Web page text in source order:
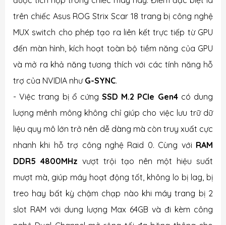
trên chiếc Asus ROG Strix Scar 18 trang bị công nghệ
MUX switch cho phép tạo ra liên kết trực tiếp từ GPU
đến màn hình, kích hoạt toàn bộ tiềm năng của GPU
và mở ra khả năng tương thích với các tính năng hỗ
trợ của NVIDIA như G-SYNC.
-Việc trang bị ổ cứngSSD M.2 PCIe Gen4có dung
lượng mênh mông không chỉ giúp cho việc lưu trữ dữ
liệu quy mô lớn trở nên dễ dàng mà còn truy xuất cực
nhanh khi hỗ trợ công nghệ Raid 0. Cùng với RAM
DDR5 4800MHz vượt trội tạo nên một hiệu suất
mượt mà, giúp máy hoạt động tốt, không lo bị lag, bị
treo hay bất kỳ chậm chạp nào khi máy trang bị 2
slot RAM với dung lượng Max 64GB và đi kèm công